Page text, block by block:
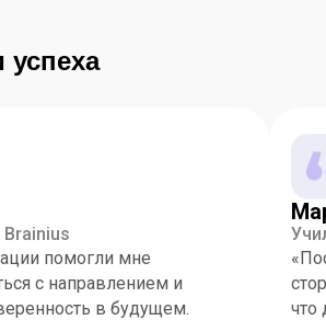
успеха
Brainius
помогли мне
с направлением и
в будущем.
что